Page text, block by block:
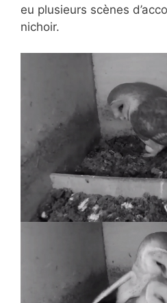
eu plusieurs scènes
nichoir.